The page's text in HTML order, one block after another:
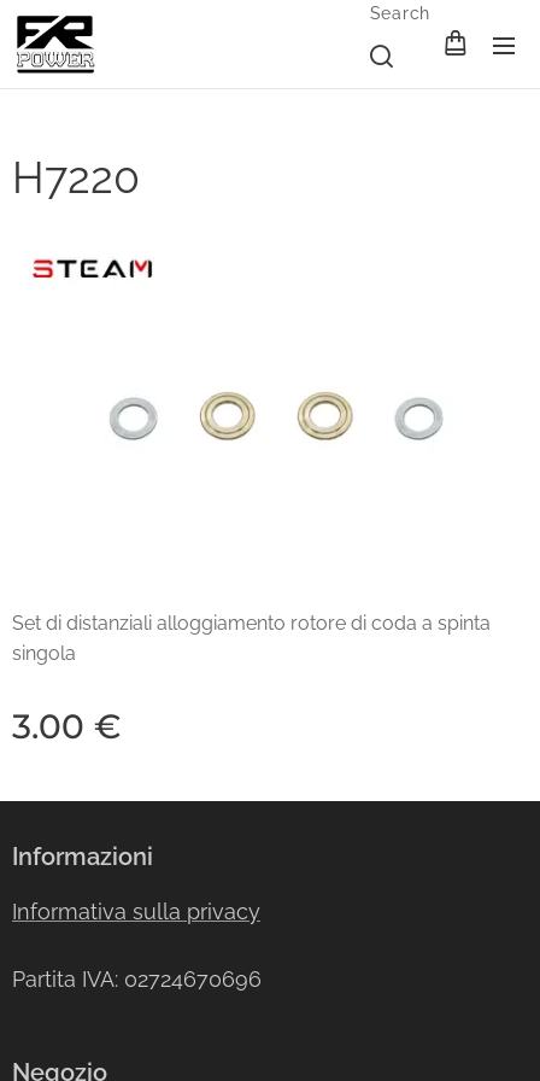
Search
H7220
Set di distanziali alloggiamento rotore di coda a spinta
singola
3.00 €
Informazioni
Informativa sulla privacy
Partita IVA: 02724670696
Negozio